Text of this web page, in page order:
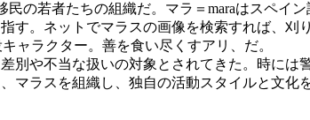
若者たちの組織だ。マラ＝maraはスペイン
。ネットでマラスの画像を検索すれば、刈
ャラクター。善を食い尽くすアリ、だ。
や不当な扱いの対象とされてきた。時には
ラスを組織し、独自の活動スタイルと文化